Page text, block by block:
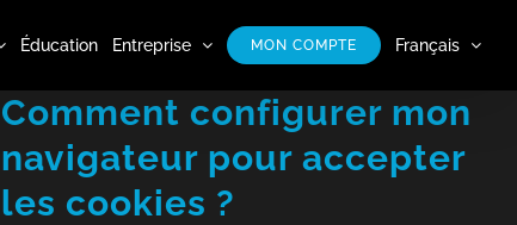
Éducation Entreprise MON COMPTE Français
Comment configurer mon
navigateur pour accepter
les cookies ?